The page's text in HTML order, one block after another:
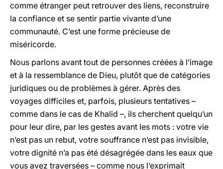
comme étranger peut retrouver des liens, reconstruire
la confiance et se sentir partie vivante d’une
communauté. C’est une forme précieuse de
miséricorde.
Nous parlons avant tout de personnes créées à l’image
et à la ressemblance de Dieu, plutôt que de catégories
juridiques ou de problèmes à gérer. Après des
voyages difficiles et, parfois, plusieurs tentatives –
comme dans le cas de Khalid –, ils cherchent quelqu’un
pour leur dire, par les gestes avant les mots : votre vie
n’est pas un rebut, votre souffrance n’est pas invisible,
votre dignité n’a pas été désagrégée dans les eaux que
vous avez traversées – comme nous l’exprimait